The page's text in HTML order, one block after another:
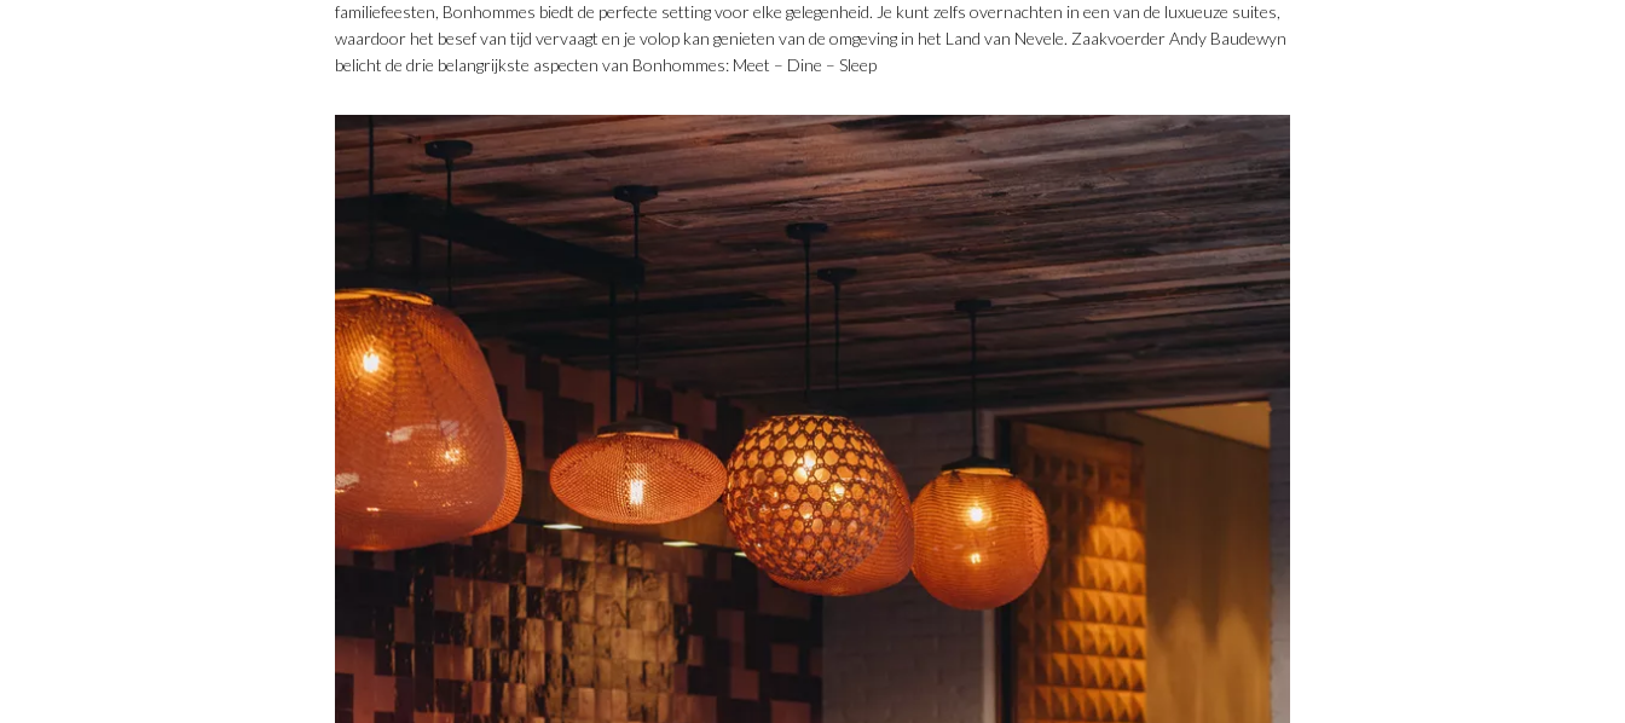
familiefeesten, Bonhommes biedt de perfecte setting voor elke gelegenheid. Je kunt zelfs overnachten in een van de luxueuze suites,
waardoor het besef van tijd vervaagt en je volop kan genieten van de omgeving in het Land van Nevele. Zaakvoerder Andy Baudewyn
belicht de drie belangrijkste aspecten van Bonhommes: Meet – Dine – Sleep